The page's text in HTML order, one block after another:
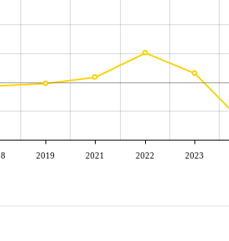
2019 2021 2022 2023